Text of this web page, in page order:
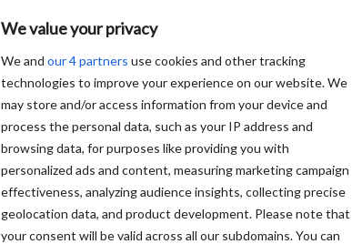
We value your privacy
We and our 4 partners use cookies and other tracking
technologies to improve your experience on our website. We
may store and/or access information from your device and
process the personal data, such as your IP address and
browsing data, for purposes like providing you with
personalized ads and content, measuring marketing campaign
effectiveness, analyzing audience insights, collecting precise
geolocation data, and product development. Please note that
your consent will be valid across all our subdomains. You can